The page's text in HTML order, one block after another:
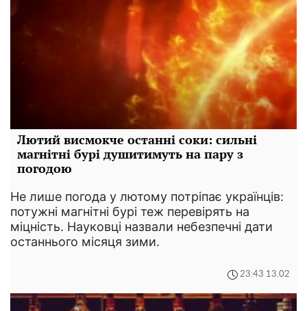
Лютий висмокче останні соки: сильні
магнітні бурі душитимуть на пару з
погодою
Не лише погода у лютому потріпає українців:
потужні магнітні бурі теж перевірять на
міцність. Науковці назвали небезпечні дати
останнього місяця зими.
23:43 13.02